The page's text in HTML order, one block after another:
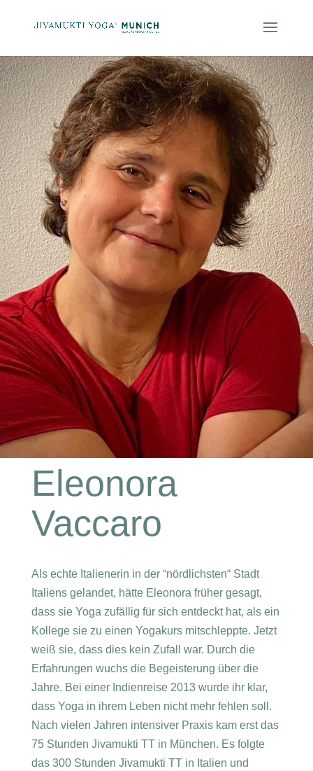
Eleonora
Vaccaro
Als echte Italienerin in der “nördlichsten“ Stadt
Italiens gelandet, hätte Eleonora früher gesagt,
dass sie Yoga zufällig für sich entdeckt hat, als ein
Kollege sie zu einen Yogakurs mitschleppte. Jetzt
weiß sie, dass dies kein Zufall war. Durch die
Erfahrungen wuchs die Begeisterung über die
Jahre. Bei einer Indienreise 2013 wurde ihr klar,
dass Yoga in ihrem Leben nicht mehr fehlen soll.
Nach vielen Jahren intensiver Praxis kam erst das
75 Stunden Jivamukti TT in München. Es folgte
das 300 Stunden Jivamukti TT in Italien und